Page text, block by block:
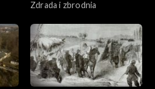
Zdrada i zbrodnia